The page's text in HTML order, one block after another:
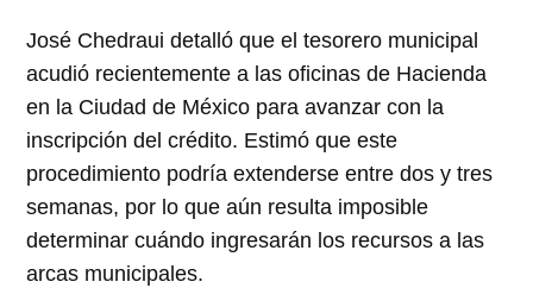
José Chedraui detalló que el tesorero municipal
acudió recientemente a las oficinas de Hacienda
en la Ciudad de México para avanzar con la
inscripción del crédito. Estimó que este
procedimiento podría extenderse entre dos y tres
semanas, por lo que aún resulta imposible
determinar cuándo ingresarán los recursos a las
arcas municipales.